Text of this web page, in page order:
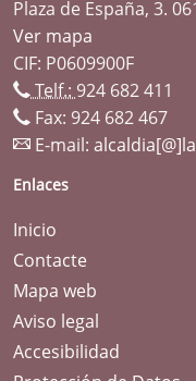
Plaza de España, 3.
Ver mapa
CIF: P0609900F
Telf.: 924 682 411
Fax: 924 682 467
E-mail:
Enlaces
Inicio
Contacte
Mapa web
Aviso legal
Accesibilidad